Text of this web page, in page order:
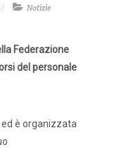
Notizie
Federazione
del personale
è organizzata